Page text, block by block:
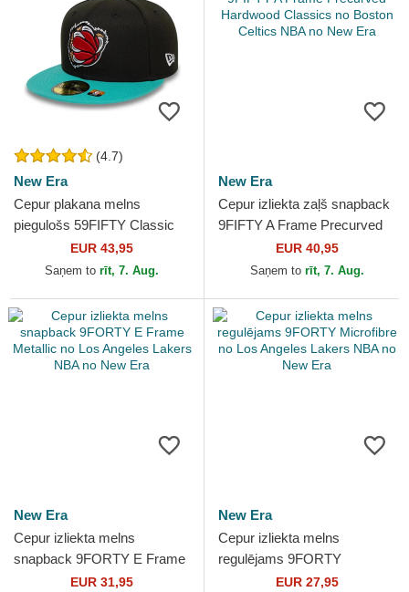
(4.7)
New Era
Cepur plakana melns
piegulošs 59FIFTY Classic
no Memphis Grizzlies NBA
no New Era
EUR 43,95
Saņem to rīt, 7. Aug.
New Era
Cepur izliekta zaļš snapback
9FIFTY A Frame Precurved
Hardwood Classics no
Boston Celtics NBA no...
EUR 40,95
Saņem to rīt, 7. Aug.
New Era
Cepur izliekta melns
snapback 9FORTY E Frame
Metallic no Los Angeles
EUR 31,95
New Era
Cepur izliekta melns
regulējams 9FORTY
Microfibre no Los Angeles
EUR 27,95